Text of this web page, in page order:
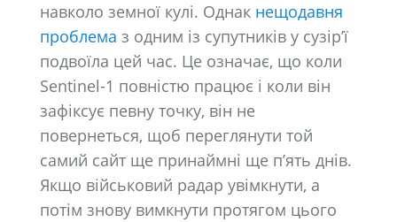
навколо земної кулі. Однак нещодавня
проблема з одним із супутників у сузір’ї
подвоїла цей час. Це означає, що коли
Sentinel-1 повністю працює і коли він
зафіксує певну точку, він не
повернеться, щоб переглянути той
самий сайт ще принаймні ще п’ять днів.
Якщо військовий радар увімкнути, а
потім знову вимкнути протягом цього